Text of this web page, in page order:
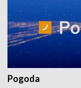
Pogoda